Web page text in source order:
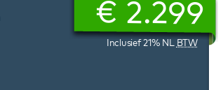
€ 2.299
Inclusief 21% NL BTW